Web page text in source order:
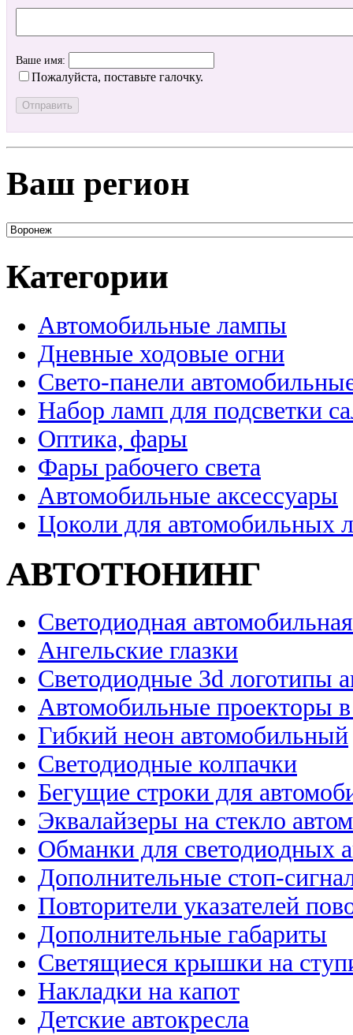
Ваше имя:
Пожалуйста, поставьте галочку.
Ваш регион
Категории
Автомобильные лампы
Дневные ходовые огни
Свето-панели
Набор ламп для подсветки
Оптика, фары
Фары рабочего света
Автомобильные аксессуары
Цоколи для автомобильных
АВТОТЮНИНГ
Светодиодная
Ангельские глазки
Светодиодные 3d логотипы
Автомобильные проекторы
Гибкий неон автомобильный
Светодиодные колпачки
Бегущие строки для
Эквалайзеры на стекло
Обманки для светодиодных
Дополнительные стоп-
Повторители указателей
Дополнительные габариты
Светящиеся крышки на
Накладки на капот
Детские автокресла